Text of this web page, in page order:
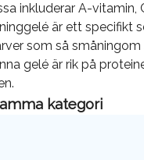
inkluderar A-vitamin,
är ett specifikt
som så småningom
gelé är rik på
kategori